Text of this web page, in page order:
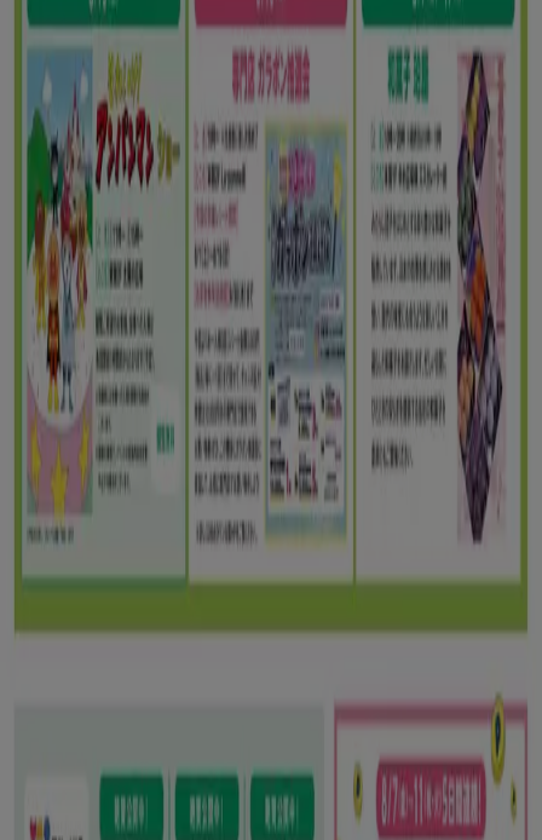
ゆめタウン
あなたのための特別オファー
8/10 日まで有効江東区
新規
ゆめタウン
トップディールと割引
8/16 日まで有効江東区
もっと見る
広告